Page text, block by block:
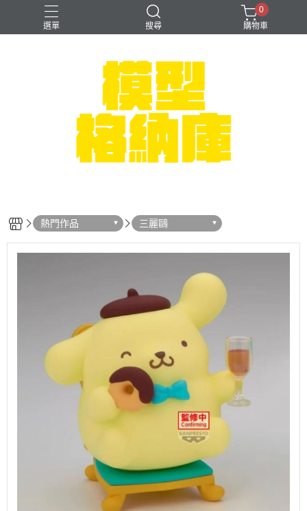
選單 搜尋
可以色色
崩壞：星穹鐵道
0
購物車
熱門作品 三麗鷗